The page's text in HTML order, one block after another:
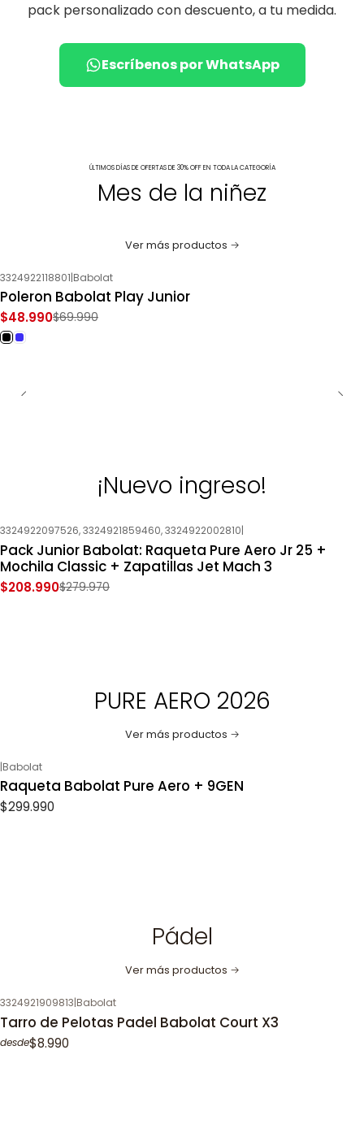
pack personalizado con descuento, a tu medida.
Escríbenos por WhatsApp
ÚLTIMOS DÍAS DE OFERTAS DE 30% OFF EN TODA LA CATEGORÍA
Mes de la niñez
Ver más productos
-30%OFF
3324922118801|Babolat
Poleron Babolat Play Junior
$48.990$69.990
¡Nuevo ingreso!
-25% OFF
Nuevo
3324922097526, 3324921859460, 3324922002810|
Pack Junior Babolat: Raqueta Pure Aero Jr 25 +
Mochila Classic + Zapatillas Jet Mach 3
$208.990$279.970
PURE AERO 2026
Ver más productos
|Babolat
Raqueta Babolat Pure Aero + 9GEN
$299.990
Pádel
Ver más productos
3324921909813|Babolat
Tarro de Pelotas Padel Babolat Court X3
desde$8.990